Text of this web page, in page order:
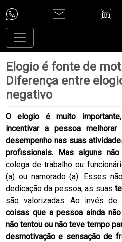
Elogio é fonte de
Diferença entre
negativo
O elogio é muito
incentivar a pessoa
desempenho nas suas
profissionais. Mas alguns
colega de trabalho ou
(a) ou namorado (a). Esses
dedicação da pessoa, as suas
são valorizadas. Ao invés de
coisas que a pessoa ainda
não tentou ou não teve tempo
desmotivação e sensação de